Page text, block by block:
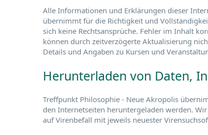
Alle Informationen und Erklärungen dieser
übernimmt für die Richtigkeit und
sich keine Rechtsansprüche. Fehler im Inhalt
können durch zeitverzögerte Aktualisierung
Details und Angaben zu Kursen und
Herunterladen von Daten,
Treffpunkt Philosophie - Neue Akropolis
den Internetseiten heruntergeladen werden.
auf Virenbefall mit jeweils neuester